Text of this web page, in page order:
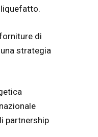
di
strategia
partnership